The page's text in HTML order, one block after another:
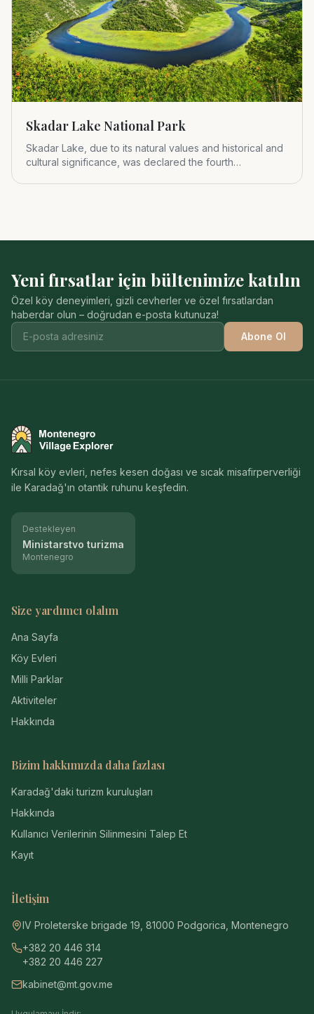
Skadar Lake National Park
Skadar Lake, due to its natural values and historical and
cultural significance, was declared the fourth
Yeni fırsatlar için bültenimize katılın
Özel köy deneyimleri, gizli cevherler ve özel fırsatlardan
haberdar olun – doğrudan e-posta kutunuza!
Abone Ol
Montenegro Village Explorer
Kırsal köy evleri, nefes kesen doğası ve sıcak misafirperverliği
ile Karadağ'ın otantik ruhunu keşfedin.
Destekleyen
Ministarstvo turizma
Montenegro
Size yardımcı olalım
Ana Sayfa
Köy Evleri
Milli Parklar
Aktiviteler
Hakkında
Bizim hakkımızda daha fazlası
Karadağ'daki turizm kuruluşları
Hakkında
Kullanıcı Verilerinin Silinmesini Talep Et
Kayıt
İletişim
IV Proleterske brigade 19, 81000 Podgorica, Montenegro
+382 20 446 314
+382 20 446 227
kabinet@mt.gov.me